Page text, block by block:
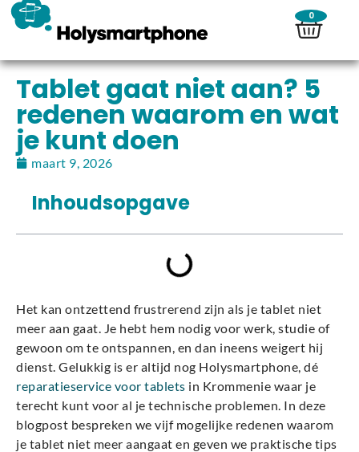
0
Tablet gaat niet aan? 5
redenen waarom en wat
je kunt doen
maart 9, 2026
Inhoudsopgave
Het kan ontzettend frustrerend zijn als je tablet niet
meer aan gaat. Je hebt hem nodig voor werk, studie of
gewoon om te ontspannen, en dan ineens weigert hij
dienst. Gelukkig is er altijd nog Holysmartphone, dé
reparatieservice voor tablets in Krommenie waar je
terecht kunt voor al je technische problemen. In deze
blogpost bespreken we vijf mogelijke redenen waarom
je tablet niet meer aangaat en geven we praktische tips